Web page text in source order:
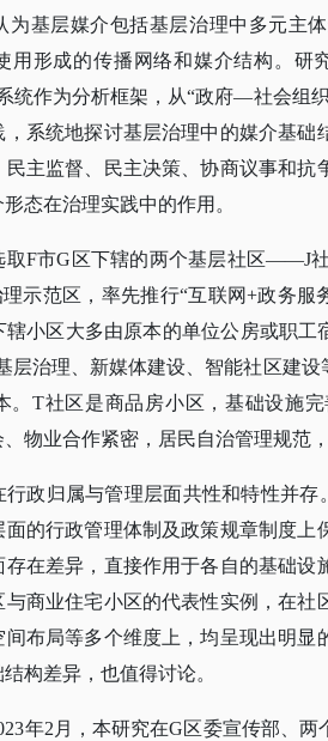
为基层媒介包括基层治理中多元主
用形成的传播网络和媒介结构。研
统作为分析框架，从“政府—社会组
系统地探讨基层治理中的媒介基
主监督、民主决策、协商议事和
态在治理实践中的作用。
取F市G区下辖的两个基层社区——J
示范区，率先推行“互联网+政务服
小区大多由原本的单位公房或职工
层治理、新媒体建设、智能社区建
。T社区是商品房小区，基础设施
物业合作紧密，居民自治管理规范
行政归属与管理层面共性和特性并
的行政管理体制及政策规章制度
在差异，直接作用于各自的基础
与商业住宅小区的代表性实例，在
布局等多个维度上，均呈现出明
构差异，也值得讨论。
年2月，本研究在G区委宣传部、